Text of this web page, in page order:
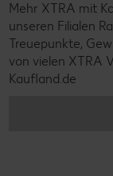
Mehr XTRA mit
unseren Filialen
Treuepunkte,
von vielen XTRA
Kaufland.de